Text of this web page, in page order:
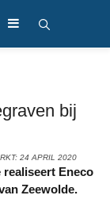
bij
24 APRIL 2020
Zeewolde.